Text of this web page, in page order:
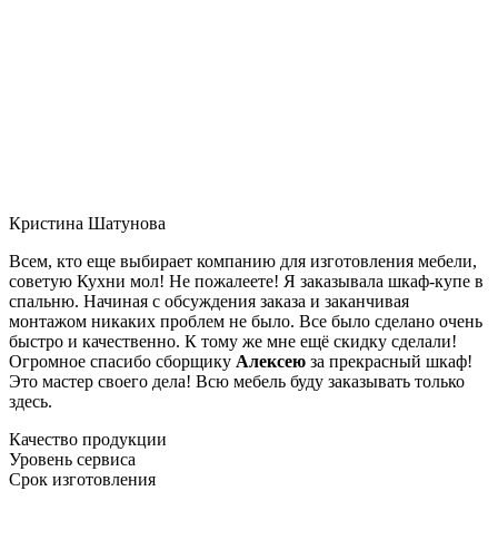
Кристина Шатунова
Всем, кто еще выбирает компанию для изготовления мебели,
советую Кухни мол! Не пожалеете! Я заказывала шкаф-купе в
спальню. Начиная с обсуждения заказа и заканчивая
монтажом никаких проблем не было. Все было сделано очень
быстро и качественно. К тому же мне ещё скидку сделали!
Огромное спасибо сборщику Алексею за прекрасный шкаф!
Это мастер своего дела! Всю мебель буду заказывать только
здесь.
Качество продукции
Уровень сервиса
Срок изготовления